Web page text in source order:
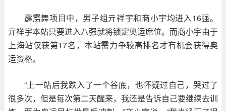
霹雳舞项目中，男子组亓祥宇和商小宇均进入16强。
亓祥宇本站只要进入八强就将锁定奥运席位。而商小宇由于
上海站仅获第17名，本站需力争较高排名才有机会获得奥
运资格。
“上一站后我跌入了一个谷底，也怀疑过自己，哭过了
很多次，但是每次第二天醒来，我还是告诉自己要继续去训